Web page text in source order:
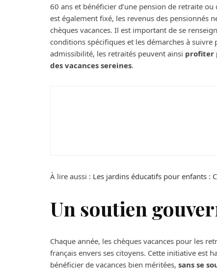
60 ans et bénéficier d’une pension de retraite
est également fixé, les revenus des pensionnés
chèques vacances. Il est important de se
conditions spécifiques et les démarches à suivre
admissibilité, les retraités peuvent ainsi profiter
des vacances sereines.
À lire aussi : Les jardins éducatifs pour enfants :
Un soutien
Chaque année, les chèques vacances pour les
français envers ses citoyens. Cette initiative est
bénéficier de vacances bien méritées, sans se